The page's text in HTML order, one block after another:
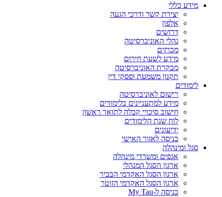
מידע כללי
יצירת קשר ודרכי הגעה
אלפון
דרושים
נהלי האוניברסיטה
מכרזים
מידע לשעת חירום
מבקרת האוניברסיטה
תקנון משמעת ופסקי דין
לימודים
רישום לאוניברסיטה
מידע למתעניינים בלימודים
חישוב סיכויי קבלה לתואר ראשון
לוח שנת הלימודים
ידיעונים
כניסה לאזור האישי
סגל ומינהלה
אגפים ומשרדי מינהלה
ארגון הסגל המנהלי
ארגון הסגל האקדמי הבכיר
ארגון הסגל האקדמי הזוטר
כניסה ל-My Tau